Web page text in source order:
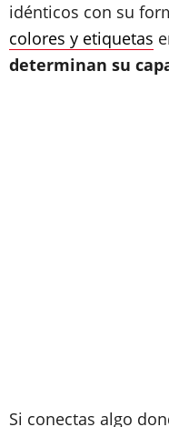
idénticos con su
colores y etiquetas
determinan su
Si conectas algo